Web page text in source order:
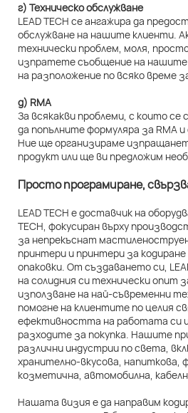
г) Техническо обслужване
LEAD TECH се ангажира да
обслужване на нашите клиенти.
технически проблем, моля,
изпратете съобщение на нашите
на разположение по всяко време
д) RMA
За всякакви проблеми, с които
да попълните формуляра за RMA
Ние ще организираме
продукт или ще ви предложим
Просто програмиране,
LEAD TECH е доставчик на
TECH, фокусиран върху
за непрекъснат
принтери и принтери за
опаковки. От създаването си,
на солидния си технически опит
използване на най-съвременни
помогне на клиентите по целия
ефективността на работата си
разходите за покупка. Нашите
различни индустрии по света,
хранително-вкусова, напиткова,
козметична, автомобилна,
Нашата визия е да направим